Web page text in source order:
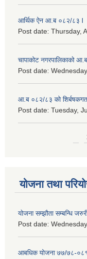
आर्थिक ऐन आ.ब ०८२/८३ l
Post date: Thursday,
चापाकोट नगरपालिकाको
Post date:
आ.ब ०८२/८३ को
Post date: Tuesday,
योजना तथा
योजना सम्झौता सम्बन्धि
Post date:
आबधिक योजना ७७/७८-